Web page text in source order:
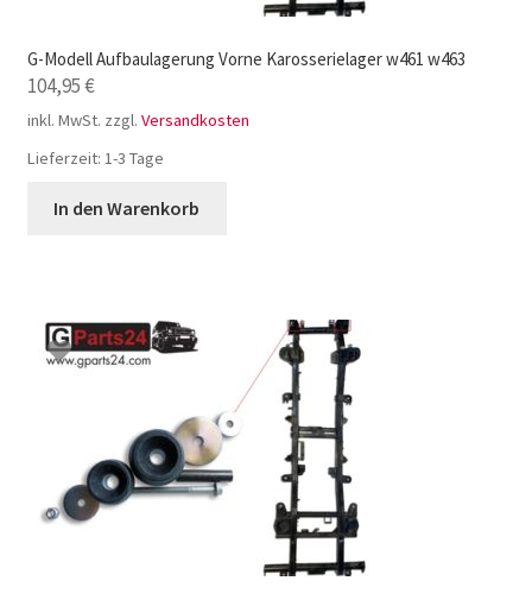
G-Modell Aufbaulagerung Vorne Karosserielager w461 w463
104,95€
inkl. MwSt. zzgl. Versandkosten
Lieferzeit: 1-3 Tage
In den Warenkorb